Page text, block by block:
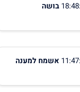
בושה
אשמח למענה